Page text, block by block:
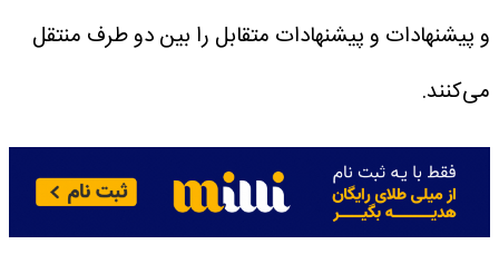
و پیشنهادات و پیشنهادات متقابل را بین دو طرف منتقل
می‌کنند.